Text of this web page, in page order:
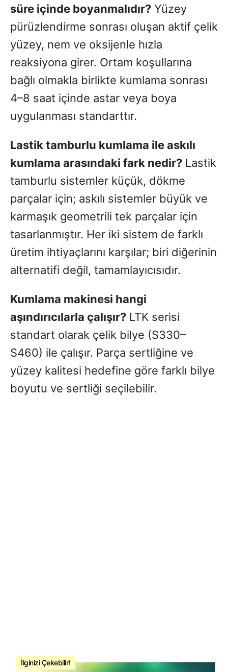
süre içinde boyanmalıdır? Yüzey
pürüzlendirme sonrası oluşan aktif çelik
yüzey, nem ve oksijenle hızla
reaksiyona girer. Ortam koşullarına
bağlı olmakla birlikte kumlama sonrası
4–8 saat içinde astar veya boya
uygulanması standarttır.
Lastik tamburlu kumlama ile askılı
kumlama arasındaki fark nedir? Lastik
tamburlu sistemler küçük, dökme
parçalar için; askılı sistemler büyük ve
karmaşık geometrili tek parçalar için
tasarlanmıştır. Her iki sistem de farklı
üretim ihtiyaçlarını karşılar; biri diğerinin
alternatifi değil, tamamlayıcısıdır.
Kumlama makinesi hangi
aşındırıcılarla çalışır? LTK serisi
standart olarak çelik bilye (S330–
S460) ile çalışır. Parça sertliğine ve
yüzey kalitesi hedefine göre farklı bilye
boyutu ve sertliği seçilebilir.
İlginizi Çekebilir!